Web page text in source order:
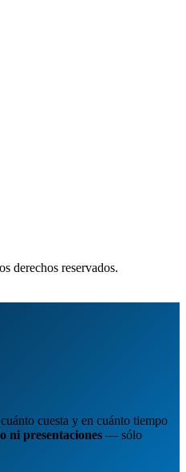
derechos reservados.
cuesta y en cuánto tiempo
ni presentaciones — sólo